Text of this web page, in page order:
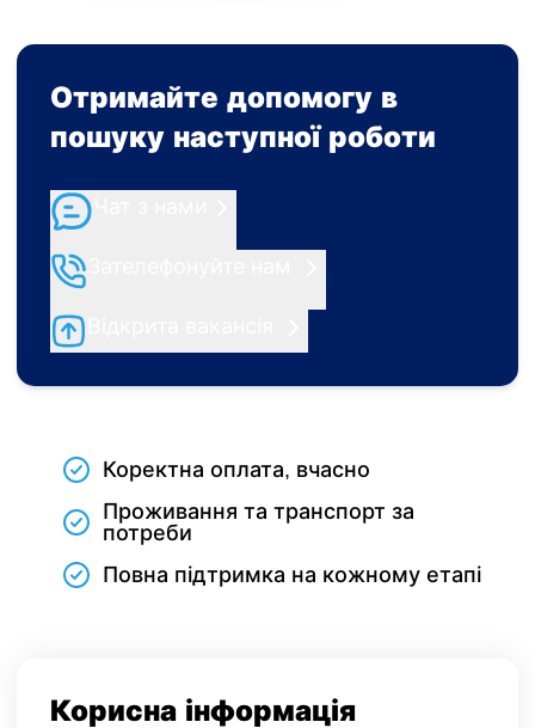
Отримайте допомогу в
пошуку наступної роботи
Коректна оплата, вчасно
Проживання та транспорт за
потреби
Повна підтримка на кожному етапі
Корисна інформація